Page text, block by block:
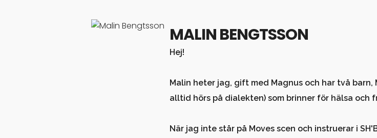
MALIN BENGTSSON
Hej!
Malin heter jag, gift med Magnus och har två
alltid hörs på dialekten) som brinner för hälsa och
När jag inte står på Moves scen och instruerar i